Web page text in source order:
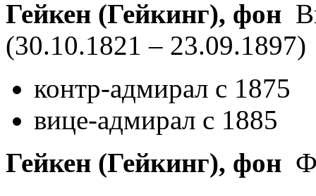
Гейкен (Гейкинг), фон
(30.10.1821 – 23.09.1897)
контр-адмирал с 1875
вице-адмирал с 1885
Гейкен (Гейкинг), фон